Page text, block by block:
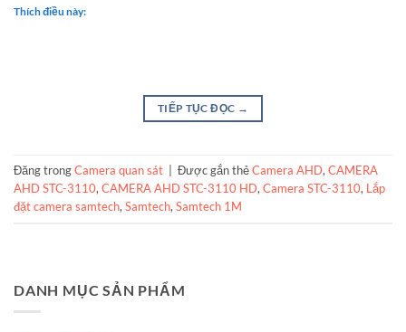
Thích điều này:
TIẾP TỤC ĐỌC →
Đăng trongCamera quan sát Được gắn thẻCamera AHD, CAMERA
AHD STC-3110, CAMERA AHD STC-3110 HD, Camera STC-3110, Lắp
đặt camera samtech, Samtech, Samtech 1M
DANH MỤC SẢN PHẨM